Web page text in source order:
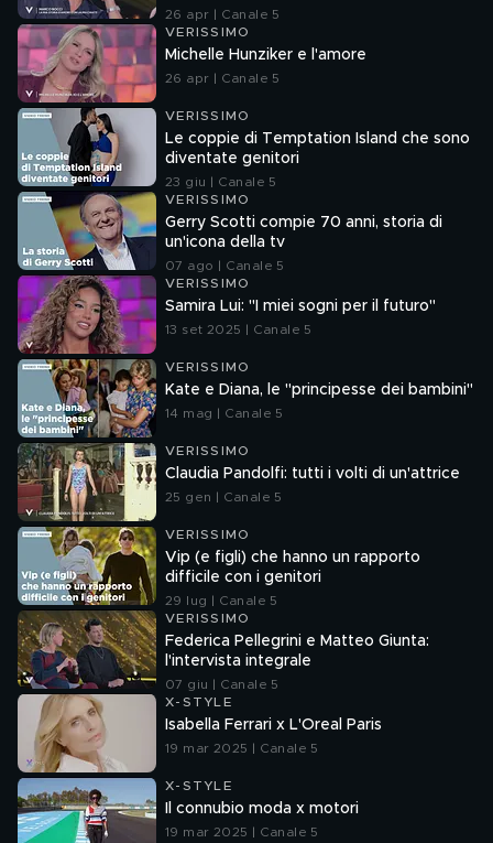
26 apr | Canale 5
VERISSIMO
Michelle Hunziker e l'amore
26 apr | Canale 5
VERISSIMO
Le coppie di Temptation Island che sono
diventate genitori
23 giu | Canale 5
VERISSIMO
Gerry Scotti compie 70 anni, storia di
un'icona della tv
07 ago | Canale 5
VERISSIMO
Samira Lui: "I miei sogni per il futuro"
13 set 2025 | Canale 5
VERISSIMO
Kate e Diana, le "principesse dei bambini"
14 mag | Canale 5
VERISSIMO
Claudia Pandolfi: tutti i volti di un'attrice
25 gen | Canale 5
VERISSIMO
Vip (e figli) che hanno un rapporto
difficile con i genitori
29 lug | Canale 5
VERISSIMO
Federica Pellegrini e Matteo Giunta:
l'intervista integrale
07 giu | Canale 5
X-STYLE
Isabella Ferrari x L'Oreal Paris
19 mar 2025 | Canale 5
X-STYLE
Il connubio moda x motori
19 mar 2025 | Canale 5